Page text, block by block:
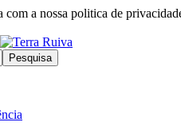
com a nossa politica de